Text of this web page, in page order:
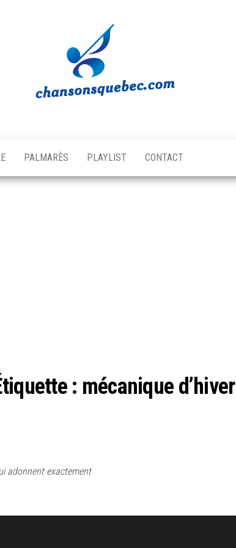
Québec
musicale
québécoise!
PALMARÈS PLAYLIST CONTACT
: mécanique d’hiver
adonnent exactement